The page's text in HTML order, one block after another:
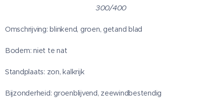
300/400
Omschrijving: blinkend, groen, getand blad
Bodem: niet te nat
Standplaats: zon, kalkrijk
Bijzonderheid: groenblijvend, zeewindbestendig